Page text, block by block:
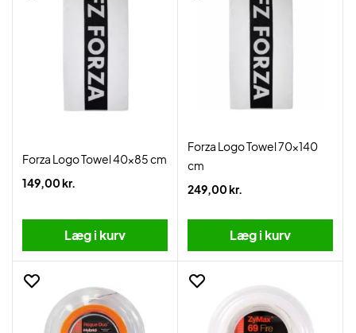
Forza Logo Towel 40x85 cm
149,00 kr.
Læg i kurv
Forza Logo Towel 70x140
cm
249,00 kr.
Læg i kurv